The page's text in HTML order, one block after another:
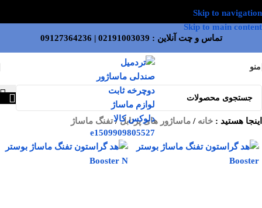
Skip to navigation
Skip to main content
تماس و چت آنلاین : 02191003039
|
09127364236
منو
اینجا هستید : خانه / ماساژور های پرتابل/تفنگ ماساژ